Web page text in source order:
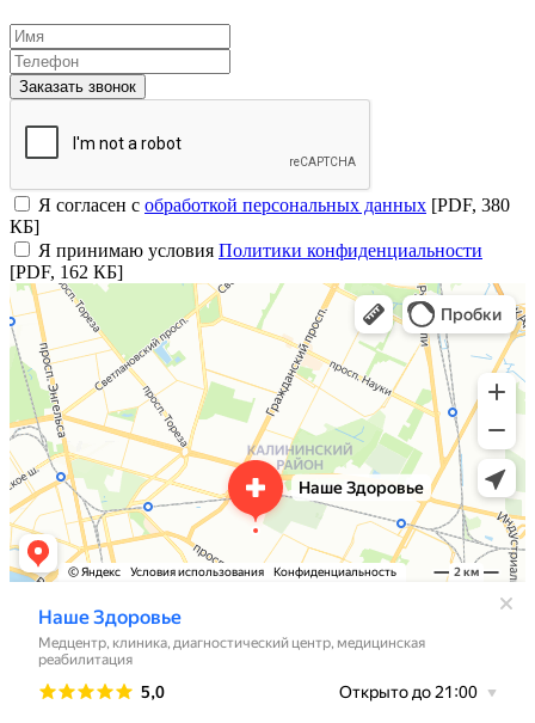
Заказать звонок
Я согласен с обработкой персональных данных [PDF, 380
КБ]
Я принимаю условия Политики конфиденциальности
[PDF, 162 КБ]